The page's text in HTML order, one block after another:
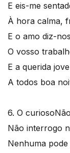
E eis-me
À hora calma,
E o amo diz-
O vosso
E a querida
A todos boa
6. O curioso
Não interrogo
Nenhuma pode